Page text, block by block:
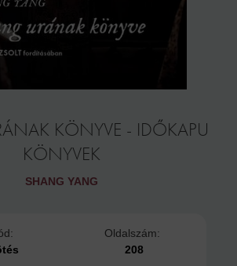
KÖNYVE - IDŐKAPU
KÖNYVEK
SHANG YANG
Oldalszám:
208